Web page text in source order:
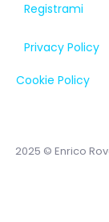
Registrami
Privacy Policy
Cookie Policy
2025 © Enrico